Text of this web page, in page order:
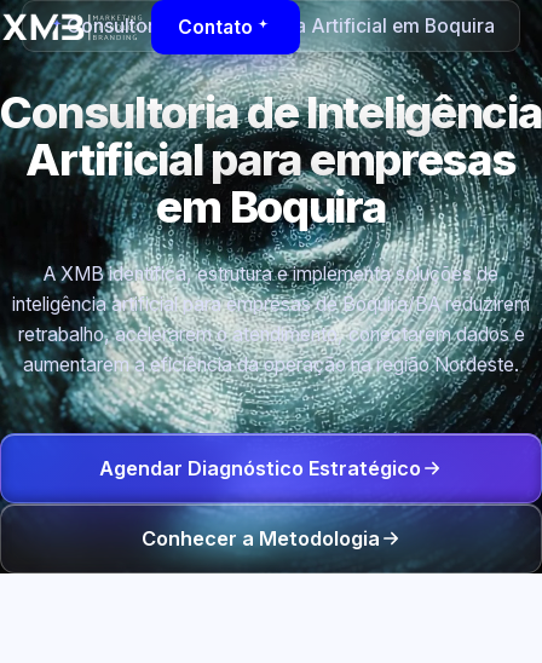
Contato
Consultoria de Inteligência Artificial em Boquira
Consultoria de Inteligência
Artificial para empresas
em Boquira
A XMB identifica, estrutura e implementa soluções de
inteligência artificial para empresas de Boquira/BA reduzirem
retrabalho, acelerarem o atendimento, conectarem dados e
aumentarem a eficiência da operação na região Nordeste.
Agendar Diagnóstico Estratégico
Conhecer a Metodologia